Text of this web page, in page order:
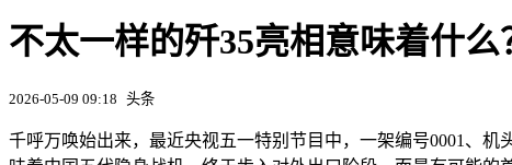
不太一样的歼35亮相意味着什
2026-05-09 09:18 头条
千呼万唤始出来，最近央视五一特别节目中，一架编号0001、